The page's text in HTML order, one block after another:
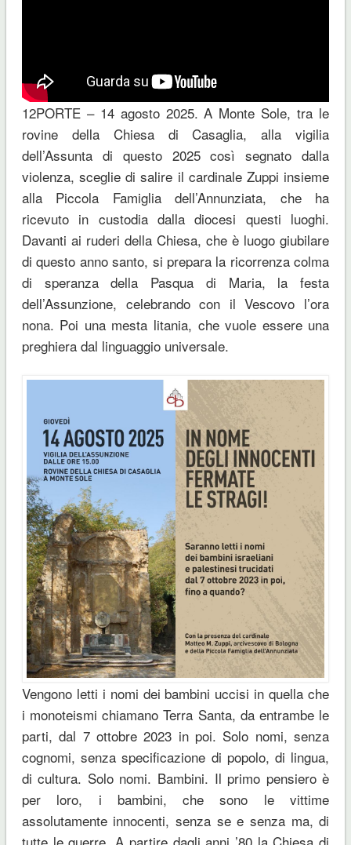
12PORTE – 14 agosto 2025. A Monte Sole, tra le
rovine della Chiesa di Casaglia, alla vigilia
dell’Assunta di questo 2025 così segnato dalla
violenza, sceglie di salire il cardinale Zuppi insieme
alla Piccola Famiglia dell’Annunziata, che ha
ricevuto in custodia dalla diocesi questi luoghi.
Davanti ai ruderi della Chiesa, che è luogo giubilare
di questo anno santo, si prepara la ricorrenza colma
di speranza della Pasqua di Maria, la festa
dell’Assunzione, celebrando con il Vescovo l’ora
nona. Poi una mesta litania, che vuole essere una
preghiera dal linguaggio universale.
Vengono letti i nomi dei bambini uccisi in quella che
i monoteismi chiamano Terra Santa, da entrambe le
parti, dal 7 ottobre 2023 in poi. Solo nomi, senza
cognomi, senza specificazione di popolo, di lingua,
di cultura. Solo nomi. Bambini. Il primo pensiero è
per loro, i bambini, che sono le vittime
assolutamente innocenti, senza se e senza ma, di